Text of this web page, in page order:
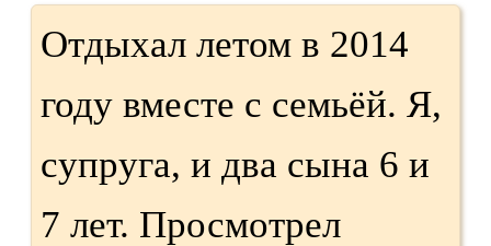
Отдыхал летом в 2014
году вместе с семьёй. Я,
супруга, и два сына 6 и
7 лет. Просмотрел